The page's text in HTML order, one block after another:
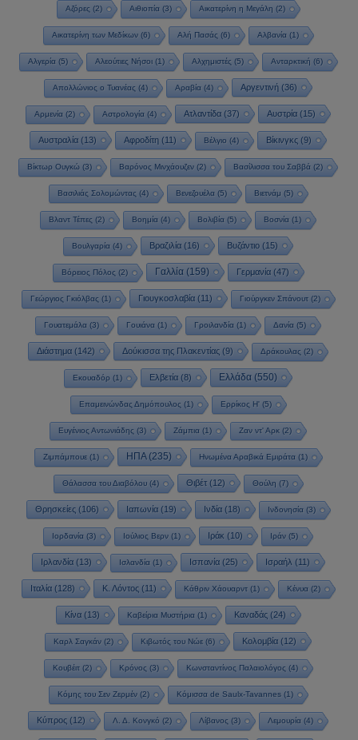
Αζόρες (2) Αιθιοπία(3) Αικατερίνη η Μεγάλη (2)
Αικατερίνη των Μεδίκων(6) Αλή Πασάς (6) Αλβανία(1)
Αλγερία(5) Αλεούτιες Νήσοι(1) Αλχημιστές (5) Ανταρκτική (6)
Απολλώνιος ο Τυανέας (4) Αραβία (4) Αργεντινή (36)
Αρμενία (2) Αστρολογία (4) Ατλαντίδα (37) Αυστρία (15)
Αυστραλία (13) Αφροδίτη (11) Βέλγιο (4) Βίκινγκς (9)
Βίκτωρ Ουγκώ (3) Βαρόνος Μινχάουζεν (2) Βασίλισσα του Σαββά (2)
Βασιλιάς Σολομώντας (4) Βενεζουέλα(5) Βιετνάμ (5)
Βλαντ Τέπες (2) Βοημία (4) Βολιβία (5) Βοσνία (1)
Βουλγαρία (4) Βραζιλία (16) Βυζάντιο (15)
Βόρειος Πόλος (2) Γαλλία(159) Γερμανία(47)
Γεώργιος Γκιόλβας (1) Γιουγκοσλαβία(11) Γιούργκεν Σπάνουτ(2)
Γουατεμάλα (3) Γουιάνα (1) Γροιλανδία (1) Δανία (5)
Διάστημα (142) Δούκισσα της Πλακεντίας (9) Δράκουλας (2)
Εκουαδόρ (1) Ελβετία (8) Ελλάδα (550)
Επαμεινώνδας Δημόπουλος (1) Ερρίκος Η'(5)
Ευγένιος Αντωνιάδης (3) Ζάμπια (1) Ζαν ντ' Αρκ (2)
Ζιμπάμπουε(1) ΗΠΑ(235) Ηνωμένα Αραβικά Εμιράτα(1)
Θάλασσα του Διαβόλου(4) Θιβέτ(12) Θούλη (7)
Θρησκείες(106) Ιαπωνία(19) Ινδία(18) Ινδονησία(3)
Ιορδανία (3) Ιούλιος Βερν (1) Ιράκ (10) Ιράν (5)
Ιρλανδία(13) Ισλανδία(1) Ισπανία(25) Ισραήλ (11)
Ιταλία(128) Κ. Λόντος(11) Κάθριν Χάουαρντ(1) Κένυα(2)
Κίνα(13) Καβείρια Μυστήρια(1) Καναδάς(24)
Καρλ Σαγκάν (2) Κιβωτός του Νώε (6) Κολομβία (12)
Κουβέιτ(2) Κρόνος (3) Κωνσταντίνος Παλαιολόγος (4)
Κόμης του Σεν Ζερμέν(2) Κόμισσα de Saulx-Tavannes(1)
Κύπρος (12) Λ. Δ. Κονγκό (2) Λίβανος (3) Λεμουρία (4)